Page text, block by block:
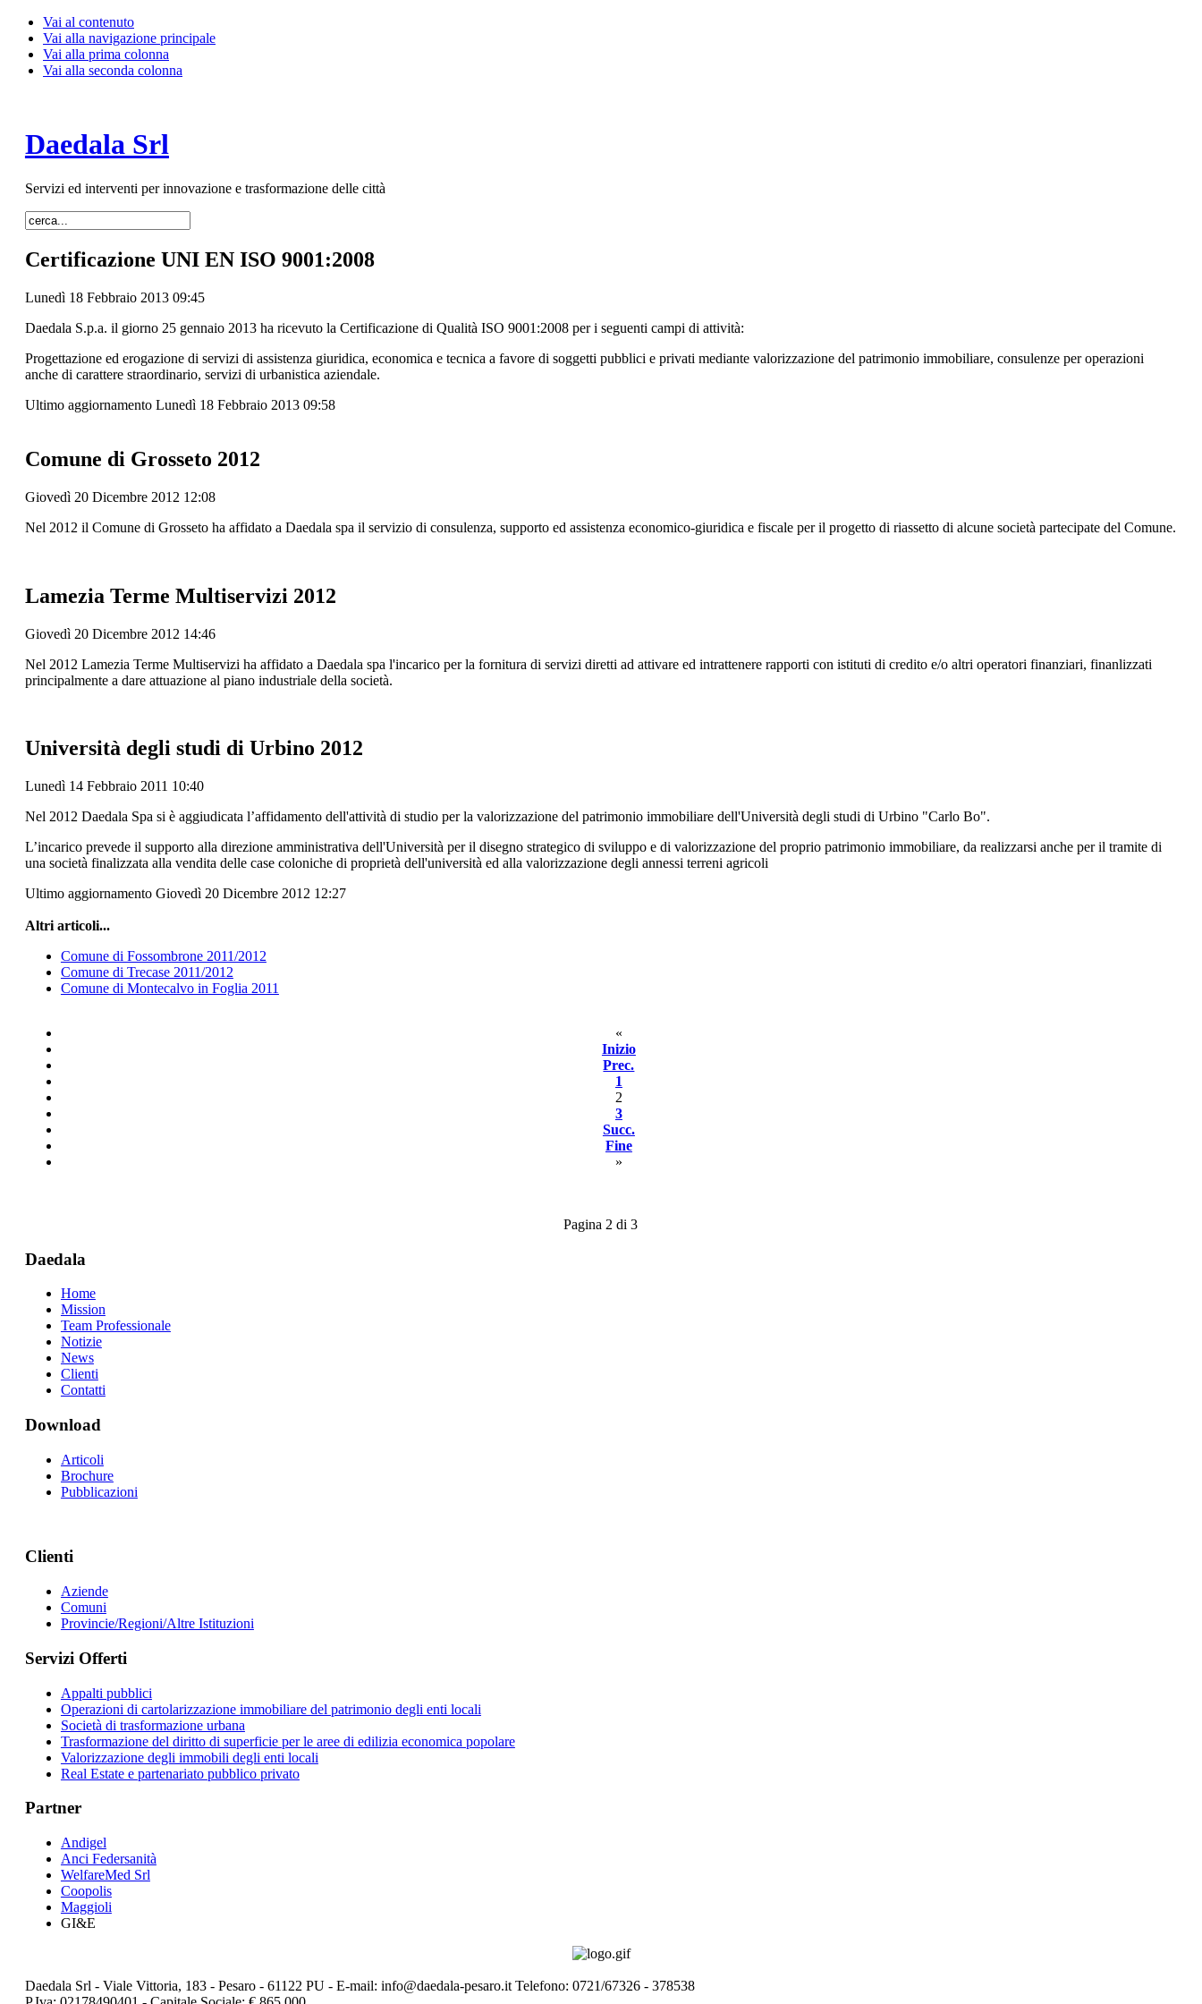
Vai al contenuto
Vai alla navigazione principale
Vai alla prima colonna
Vai alla seconda colonna
Daedala Srl
Servizi ed interventi per innovazione e trasformazione delle città
Certificazione UNI EN ISO 9001:2008
Lunedì 18 Febbraio 2013 09:45
Daedala S.p.a. il giorno 25 gennaio 2013 ha ricevuto la Certificazione di Qualità ISO 9001:2008 per i seguenti campi di attività:
Progettazione ed erogazione di servizi di assistenza giuridica, economica e tecnica a favore di soggetti pubblici e privati mediante valorizzazione del patrimonio immobiliare, consulenze per operazioni
anche di carattere straordinario, servizi di urbanistica aziendale.
Ultimo aggiornamento Lunedì 18 Febbraio 2013 09:58
Comune di Grosseto 2012
Giovedì 20 Dicembre 2012 12:08
Nel 2012 il Comune di Grosseto ha affidato a Daedala spa il servizio di consulenza, supporto ed assistenza economico-giuridica e fiscale per il progetto di riassetto di alcune società partecipate del Comune.
Lamezia Terme Multiservizi 2012
Giovedì 20 Dicembre 2012 14:46
Nel 2012 Lamezia Terme Multiservizi ha affidato a Daedala spa l'incarico per la fornitura di servizi diretti ad attivare ed intrattenere rapporti con istituti di credito e/o altri operatori finanziari, finanlizzati
principalmente a dare attuazione al piano industriale della società.
Università degli studi di Urbino 2012
Lunedì 14 Febbraio 2011 10:40
Nel 2012 Daedala Spa si è aggiudicata l’affidamento dell'attività di studio per la valorizzazione del patrimonio immobiliare dell'Università degli studi di Urbino "Carlo Bo".
L’incarico prevede il supporto alla direzione amministrativa dell'Università per il disegno strategico di sviluppo e di valorizzazione del proprio patrimonio immobiliare, da realizzarsi anche per il tramite di
una società finalizzata alla vendita delle case coloniche di proprietà dell'università ed alla valorizzazione degli annessi terreni agricoli
Ultimo aggiornamento Giovedì 20 Dicembre 2012 12:27
Altri articoli...
Comune di Fossombrone 2011/2012
Comune di Trecase 2011/2012
Comune di Montecalvo in Foglia 2011
«
Inizio
Prec.
1
2
3
Succ.
Fine
»
Pagina 2 di 3
Daedala
Home
Mission
Team Professionale
Notizie
News
Clienti
Contatti
Download
Articoli
Brochure
Pubblicazioni
Clienti
Aziende
Comuni
Provincie/Regioni/Altre Istituzioni
Servizi Offerti
Appalti pubblici
Operazioni di cartolarizzazione immobiliare del patrimonio degli enti locali
Società di trasformazione urbana
Trasformazione del diritto di superficie per le aree di edilizia economica popolare
Valorizzazione degli immobili degli enti locali
Real Estate e partenariato pubblico privato
Partner
Andigel
Anci Federsanità
WelfareMed Srl
Coopolis
Maggioli
GI&E
Daedala Srl - Viale Vittoria, 183 - Pesaro - 61122 PU - E-mail: info@daedala-pesaro.it Telefono: 0721/67326 - 378538